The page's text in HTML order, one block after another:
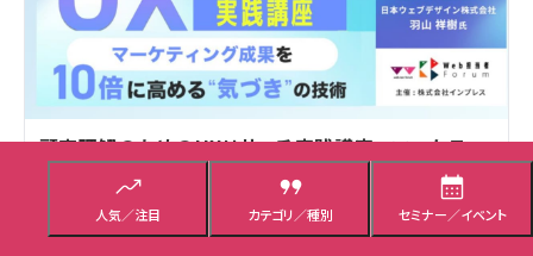
人気／注目 カテゴリ／種別 セミナー／イベント
顧客理解のためのUXリサーチ実践講座～マーケティ
ング成果を10倍に高める“気づき”の技術
オンデマンド講座